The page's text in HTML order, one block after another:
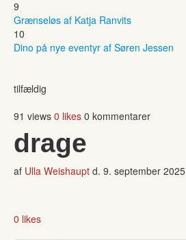
9
Grænseløs af Katja Ranvits
10
Dino på nye eventyr af Søren Jessen
tilfældig
91 views 0 likes 0 kommentarer
drage
af Ulla Weishaupt d. 9. september 2025
0 likes